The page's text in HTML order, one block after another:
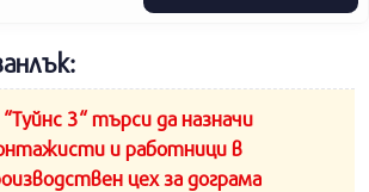
“Туйнс 3“ търси да назначи
и работници в
цех за дограма